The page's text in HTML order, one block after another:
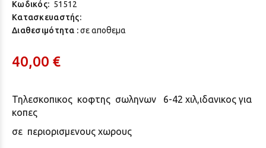
Κωδικός: 51512
Κατασκευαστής:
Διαθεσιμότητα :σε αποθεμα
40,00 €
Τηλεσκοπικος κοφτης σωληνων 6-42 χιλ,ιδανικος για
κοπες
σε περιορισμενους χωρους